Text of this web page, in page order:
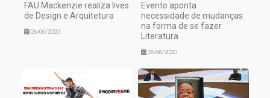
FAU Mackenzie realiza lives
de Design e Arquitetura
26/06/2020
Evento aponta
necessidade de mudanças
na forma de se fazer
Literatura
26/06/2020